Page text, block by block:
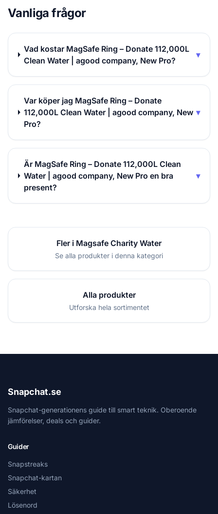
Vanliga frågor
Vad kostar MagSafe Ring – Donate 112,000L
Clean Water | agood company, New Pro?
▾
Var köper jag MagSafe Ring – Donate
112,000L Clean Water | agood company, New
Pro?
▾
Är MagSafe Ring – Donate 112,000L Clean
Water | agood company, New Pro en bra
present?
▾
Fler i Magsafe Charity Water
Se alla produkter i denna kategori
Alla produkter
Utforska hela sortimentet
Snapchat.se
Snapchat-generationens guide till smart teknik. Oberoende
jämförelser, deals och guider.
Guider
Snapstreaks
Snapchat-kartan
Säkerhet
Lösenord